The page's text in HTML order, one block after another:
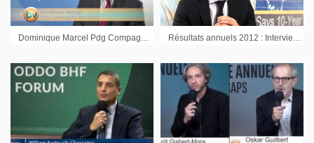
Dominique Marcel Pdg Compagnie des Alpes : « Globalement nous avons préservé nos taux de marge » Résultats annuels 2012 : Interview d’Eric Cohen Pdg de Keyrus